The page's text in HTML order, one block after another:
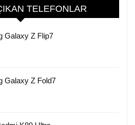
TELEFONLAR
Galaxy Z Flip7
Galaxy Z Fold7